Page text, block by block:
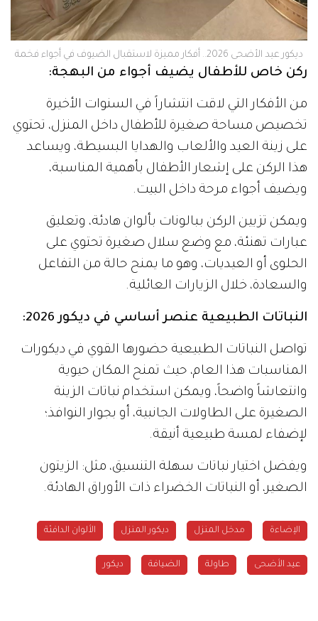
ديكور عيد الأضحى 2026.. أفكار مميزة لاستقبال الضيوف في أجواء فخمة
ركن خاص للأطفال يضيف أجواء من البهجة:
من الأفكار التي لاقت انتشاراً في السنوات الأخيرة
تخصيص مساحة صغيرة للأطفال داخل المنزل، تحتوي
على زينة العيد والألعاب والهدايا البسيطة، ويساعد
هذا الركن على إشعار الأطفال بأهمية المناسبة،
ويضيف أجواء مرحة داخل البيت.
ويمكن تزيين الركن ببالونات بألوان هادئة، وتعليق
عبارات تهنئة، مع وضع سلال صغيرة تحتوي على
الحلوى أو العيديات، وهو ما يمنح حالة من التفاعل
والسعادة، خلال الزيارات العائلية.
النباتات الطبيعية عنصر أساسي في ديكور 2026:
تواصل النباتات الطبيعية حضورها القوي في ديكورات
المناسبات هذا العام، حيث تمنح المكان حيوية
وانتعاشاً واضحاً، ويمكن استخدام نباتات الزينة
الصغيرة على الطاولات الجانبية، أو بجوار النوافذ؛
لإضفاء لمسة طبيعية أنيقة.
ويفضل اختيار نباتات سهلة التنسيق، مثل: الزيتون
الصغير، أو النباتات الخضراء ذات الأوراق الهادئة.
الإضاءة مدخل المنزل ديكور المنزل الألوان الدافئة
عيد الأضحى طاولة الضيافة ديكور